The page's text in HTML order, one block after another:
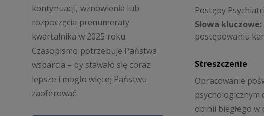
kontynuacji, wznowienia lub
rozpoczęcia prenumeraty
kwartalnika w 2025 roku.
Czasopismo potrzebuje Państwa
wsparcia – by stawało się coraz
lepsze i mogło więcej Państwu
zaoferować.
Postępy
Słowa kluczowe:
postępowaniu
Streszczenie
Opracowanie
opinii biegłego